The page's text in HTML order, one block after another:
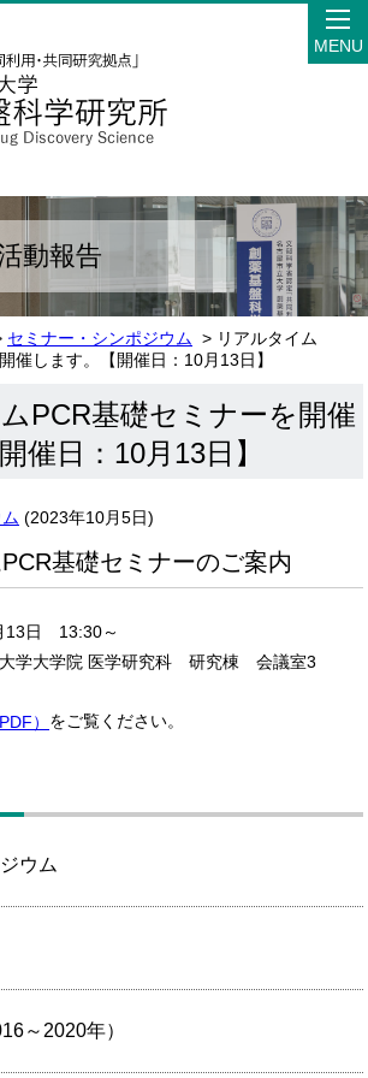
MENU
動報告
セミナー・シンポジウム > リアルタイム
催します。【開催日：10月13日】
PCR基礎セミナーを開催
催日：10月13日】
(2023年10月5日)
基礎セミナーのご案内
13日 13:30～
大学大学院 医学研究科 研究棟 会議室3
） をご覧ください。
ウム
～2020年）